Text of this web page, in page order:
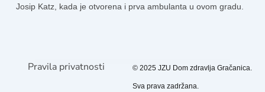
Josip Katz, kada je otvorena i prva ambulanta u ovom gradu.
Pravila privatnosti © 2025 JZU Dom zdravlja Gračanica.
Sva prava zadržana.